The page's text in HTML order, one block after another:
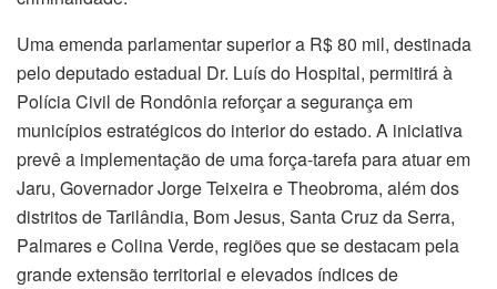
Uma emenda parlamentar superior a R$ 80 mil, destinada
pelo deputado estadual Dr. Luís do Hospital, permitirá à
Polícia Civil de Rondônia reforçar a segurança em
municípios estratégicos do interior do estado. A iniciativa
prevê a implementação de uma força-tarefa para atuar em
Jaru, Governador Jorge Teixeira e Theobroma, além dos
distritos de Tarilândia, Bom Jesus, Santa Cruz da Serra,
Palmares e Colina Verde, regiões que se destacam pela
grande extensão territorial e elevados índices de